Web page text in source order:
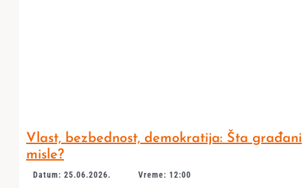
Vlast, bezbednost, demokratija: Šta građani
misle?
Datum: 25.06.2026. Vreme: 12:00